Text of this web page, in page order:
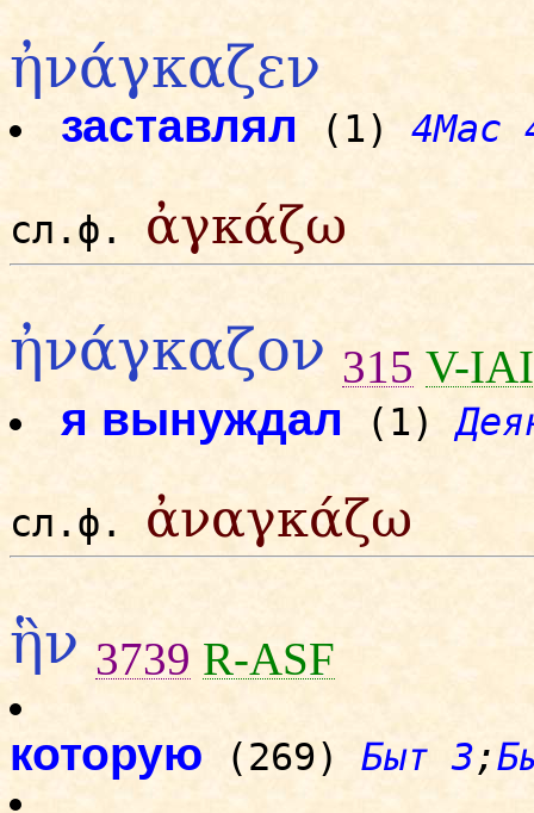
ἠνάγκαζεν
заставлял (1) 4Mac
сл.ф. ἀγκάζω
ἠνάγκαζον 315 V-
я вынуждал (1)
сл.ф. ἀναγκάζω
ἣν 3739 R-ASF
которую (269) Быт 3;